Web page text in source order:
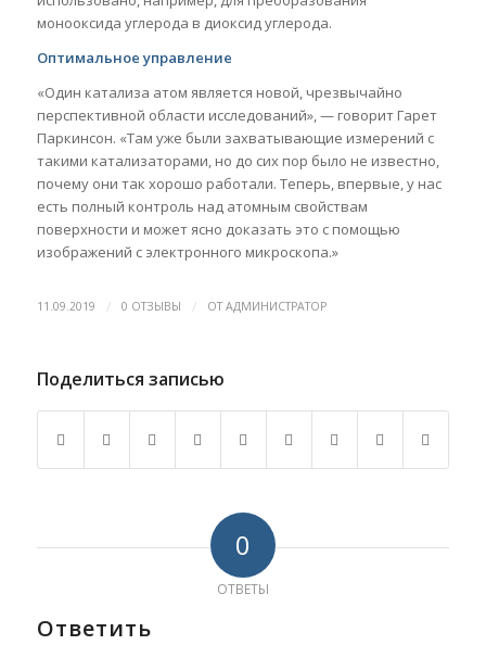
монооксида углерода в диоксид углерода.
Оптимальное управление
«Один катализа атом является новой, чрезвычайно
перспективной области исследований», — говорит Гарет
Паркинсон. «Там уже были захватывающие измерений с
такими катализаторами, но до сих пор было не известно,
почему они так хорошо работали. Теперь, впервые, у нас
есть полный контроль над атомным свойствам
поверхности и может ясно доказать это с помощью
изображений с электронного микроскопа.»
11.09.2019 / 0 ОТЗЫВЫ / ОТАДМИНИСТРАТОР
Поделиться записью
0
ОТВЕТЫ
Ответить